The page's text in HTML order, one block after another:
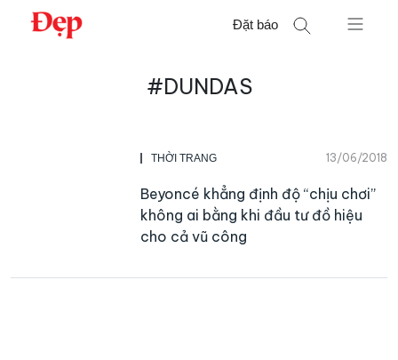
Chuyển
Đặt báo
#DUNDAS
THỜI TRANG 13/06/2018
Beyoncé khẳng định độ “chịu chơi”
không ai bằng khi đầu tư đồ hiệu
cho cả vũ công